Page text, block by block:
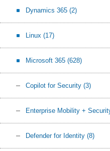
Dynamics 365 (2)
Linux (17)
Microsoft 365 (628)
Copilot for Security (3)
Enterprise Mobility +
Defender for Identity (8)